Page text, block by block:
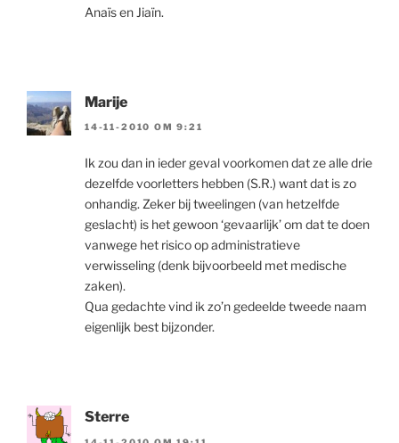
Anaïs en Jiaïn.
Marije
14-11-2010 OM 9:21
Ik zou dan in ieder geval voorkomen dat ze alle drie
dezelfde voorletters hebben (S.R.) want dat is zo
onhandig. Zeker bij tweelingen (van hetzelfde
geslacht) is het gewoon ‘gevaarlijk’ om dat te doen
vanwege het risico op administratieve
verwisseling (denk bijvoorbeeld met medische
zaken).
Qua gedachte vind ik zo’n gedeelde tweede naam
eigenlijk best bijzonder.
Sterre